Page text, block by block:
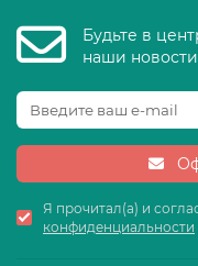
Будьте в
наши
Я прочитал(а) и
конфиденциальности